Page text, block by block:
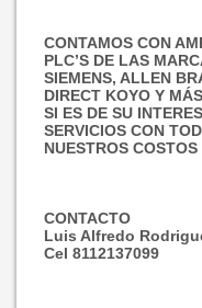
CONTAMOS CON
PLC’S DE LAS
SIEMENS, ALLEN
DIRECT KOYO Y MÁS
SI ES DE SU
SERVICIOS CON
NUESTROS
CONTACTO
Luis Alfredo
Cel 8112137099